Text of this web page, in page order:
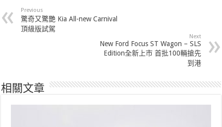
Previous
驚奇又驚艷 Kia All-new Carnival
頂級版試駕
Next
New Ford Focus ST Wagon – SLS
Edition全新上市 首批100輛搶先
到港
相關文章